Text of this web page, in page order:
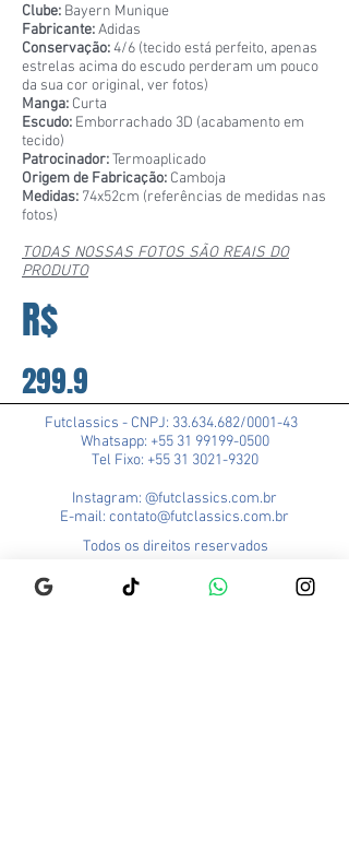
Clube: Bayern Munique
Fabricante:Adidas
Conservação:4/6 (tecido está perfeito, apenas
estrelas acima do escudo perderam um pouco
da sua cor original, ver fotos)
Manga: Curta
Escudo: Emborrachado 3D (acabamento em
tecido)
Patrocinador:Termoaplicado
Origem de Fabricação: Camboja
Medidas: 74x52cm (referências de medidas nas
fotos)
TODAS NOSSAS FOTOS SÃO REAIS DO
PRODUTO
R$
299.9
Futclassics - CNPJ: 33.634.682/0001-43
Whatsapp: +55 31 99199-0500
Tel Fixo: +55 31 3021-9320
Instagram: @futclassics.com.br
E-mail: contato@futclassics.com.br
Todos os direitos reservados
Política de Privacidade